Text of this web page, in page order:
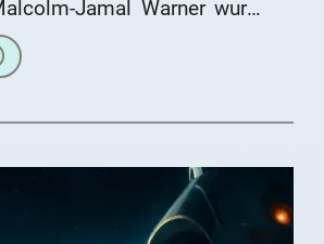
Jamal Warner wurde
1970 in Jersey City, New